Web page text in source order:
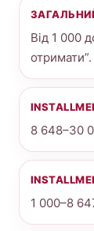
Від 1 000
отримати”.
8 648–30
1 000–8